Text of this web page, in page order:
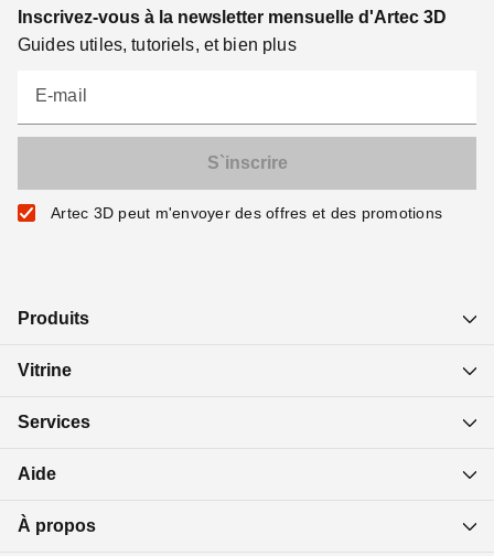
Inscrivez-vous à la newsletter mensuelle d'Artec 3D
Guides utiles, tutoriels, et bien plus
E-mail
Artec 3D peut m'envoyer des offres et des promotions
Produits
Vitrine
Services
Aide
À propos